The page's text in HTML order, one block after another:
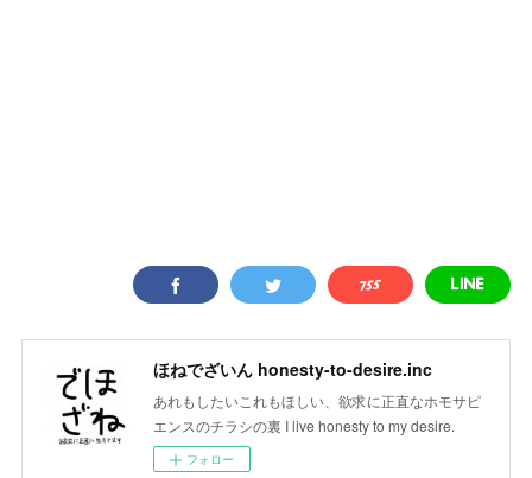
ほねでざいん honesty-to-desire.inc
あれもしたいこれもほしい、欲求に正直なホモサピ
エンスのチラシの裏 I live honesty to my desire.
フォロー